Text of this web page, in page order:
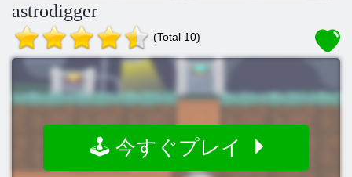
astrodigger
(Total 10)
🕹️ 今すぐプレイ